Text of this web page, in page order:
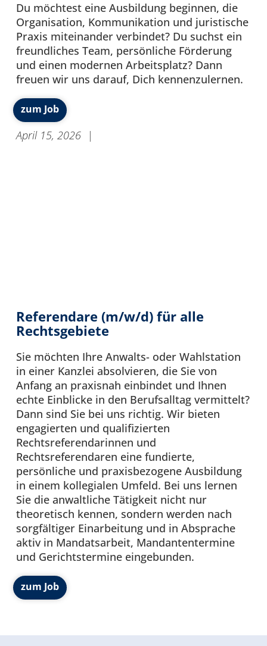
Du möchtest eine Ausbildung beginnen, die
Organisation, Kommunikation und juristische
Praxis miteinander verbindet? Du suchst ein
freundliches Team, persönliche Förderung
und einen modernen Arbeitsplatz? Dann
freuen wir uns darauf, Dich kennenzulernen.
zum Job
April 15, 2026 |
Referendare (m/w/d) für alle
Rechtsgebiete
Sie möchten Ihre Anwalts- oder Wahlstation
in einer Kanzlei absolvieren, die Sie von
Anfang an praxisnah einbindet und Ihnen
echte Einblicke in den Berufsalltag vermittelt?
Dann sind Sie bei uns richtig. Wir bieten
engagierten und qualifizierten
Rechtsreferendarinnen und
Rechtsreferendaren eine fundierte,
persönliche und praxisbezogene Ausbildung
in einem kollegialen Umfeld. Bei uns lernen
Sie die anwaltliche Tätigkeit nicht nur
theoretisch kennen, sondern werden nach
sorgfältiger Einarbeitung und in Absprache
aktiv in Mandatsarbeit, Mandantentermine
und Gerichtstermine eingebunden.
zum Job